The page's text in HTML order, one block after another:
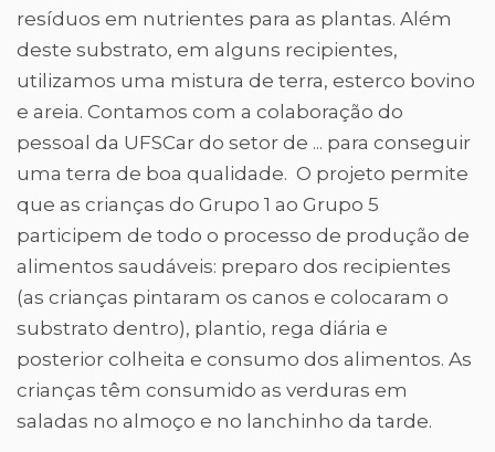
resíduos em nutrientes para as plantas. Além
deste substrato, em alguns recipientes,
utilizamos uma mistura de terra, esterco bovino
e areia. Contamos com a colaboração do
pessoal da UFSCar do setor de ... para conseguir
uma terra de boa qualidade. O projeto permite
que as crianças do Grupo 1 ao Grupo 5
participem de todo o processo de produção de
alimentos saudáveis: preparo dos recipientes
(as crianças pintaram os canos e colocaram o
substrato dentro), plantio, rega diária e
posterior colheita e consumo dos alimentos. As
crianças têm consumido as verduras em
saladas no almoço e no lanchinho da tarde.